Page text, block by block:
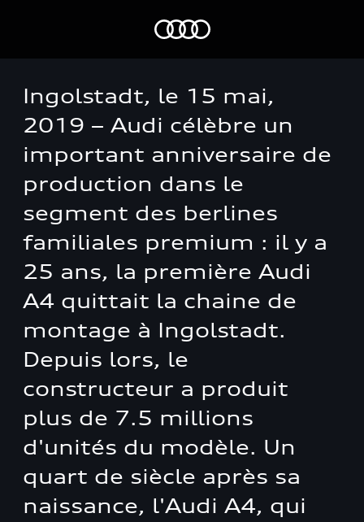
Ingolstadt, le 15 mai,
2019 – Audi célèbre un
important anniversaire de
production dans le
segment des berlines
familiales premium : il y a
25 ans, la première Audi
A4 quittait la chaine de
montage à Ingolstadt.
Depuis lors, le
constructeur a produit
plus de 7.5 millions
d'unités du modèle. Un
quart de siècle après sa
naissance, l'Audi A4, qui